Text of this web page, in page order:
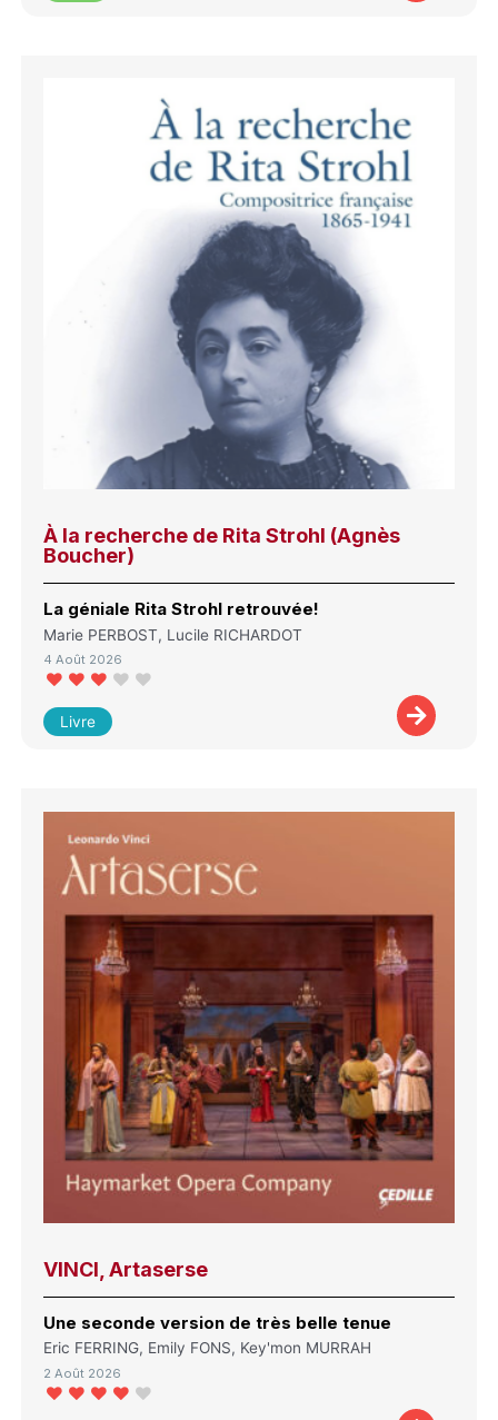
À la recherche de Rita Strohl (Agnès
Boucher)
La géniale Rita Strohl retrouvée!
Marie PERBOST, Lucile RICHARDOT
4 Août 2026
Livre
VINCI, Artaserse
Une seconde version de très belle tenue
Eric FERRING, Emily FONS, Key'mon MURRAH
2 Août 2026